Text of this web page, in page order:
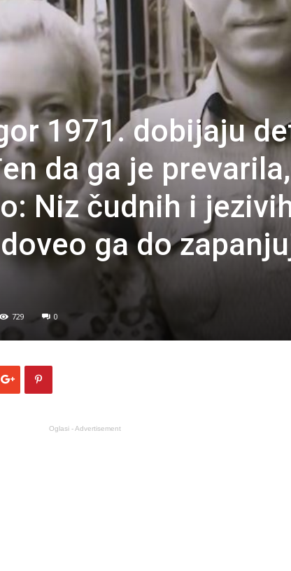
1971. dobijaju
da ga je
Niz čudnih i
ga do
729 0
Oglasi - Advertisement